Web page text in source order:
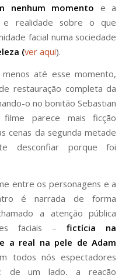
nenhum momento e a
e realidade sobre o que
facial numa sociedade
(ver aqui).
até esse momento,
restauração completa da
o no bonitão Sebastian
parece mais ficção
cenas da segunda metade
desconfiar porque foi
entre os personagens e a
é narrada de forma
a atenção pública
faciais –fictícia na
a real na pele de Adam
todos nós espectadores
de um lado, a reação